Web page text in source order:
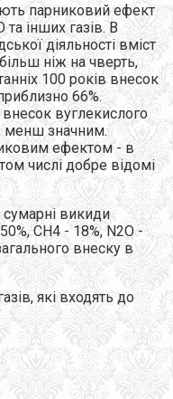
парниковий ефект
інших газів. В
діяльності вміст
ніж на чверть,
100 років внесок
66%.
вуглекислого
менш значним.
ефектом - в
числі добре відомі
сумарні викиди
СН4 - 18%, N2O -
внеску в
які входять до